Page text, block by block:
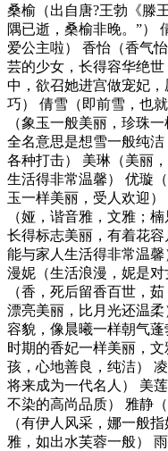
桑榆（出自唐?王勃《滕
隅已逝，桑榆非晚。”）
爱公主啦） 香怡（香气
芸的少女，长得容华绝
中，欲召她进宫做宠妃
巧） 倩雪（即前雪，也
（象玉一般美丽，珍珠
全名意思是想雪一般纯
各种打击） 美琳（美丽
生活得非常温馨） 优璇
玉一样美丽，受人欢迎
（娅，谐音雅，文雅；
长得标志美丽，有着花容
能与家人生活得非常温馨
漫妮（生活浪漫，妮是
（香，死后留香百世，
漂亮美丽，比月光还温
容貌，像晨曦一样朝气
时期的香妃一样美丽，
孩，心地善良，纯洁）
将来成为一代名人） 美
不染的高尚品质） 雅静
（有伊人风采，娜一般
雅，如出水芙蓉一般）